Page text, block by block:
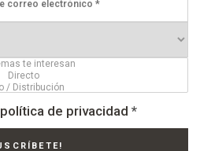
política de privacidad *